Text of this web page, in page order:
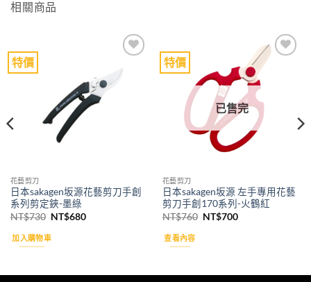
相關商品
特價
wishlist
花藝剪刀
日本sakagen坂源花藝剪刀手創
系列剪定鋏-墨綠
NT$730 原
價
格：
NT$680目
加入購物車
特價
已售完
花藝剪刀
日本sakagen坂源 左手專用花藝
剪刀手創170系列-火鶴紅
NT$760 原
NT$700目
查看內容